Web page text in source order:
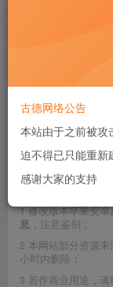
这个是从黑果小
四叶草引导EFI
1修改版本苹果安卓
息 ，注意鉴别；
2 本网站部分资源
小时内删除；
3 若作商业用途，
古德网络公告
本站由于之前被攻
迫不得已只能重新
感谢大家的支持